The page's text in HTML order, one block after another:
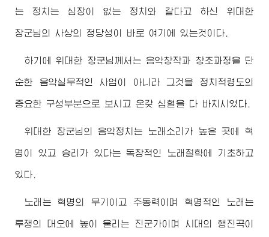
는 정치는 심장이 없는 정치와 같다고 하신 위대한
장군님 의 사상의 정당성이 바로 여기에 있는것이다.
하기에위대한 장군님께서 는 음악창작과 창조과정을 단
순한 음악실무적인 사업이 아니라 그것을 정치적령도의
중요한 구성부분으로 보시고 온갖 심혈을 다 바치시였다.
위대한 장군님 의 음악정치는 노래소리가 높은 곳에 혁
명이 있고 승리가 있다는 독창적인 노래철학에 기초하고
있다.
노래는 혁명의 무기이고 추동력이며 혁명적인 노래는
투쟁의 대오에 높이 울리는 진군가이며 시대의 행진곡이